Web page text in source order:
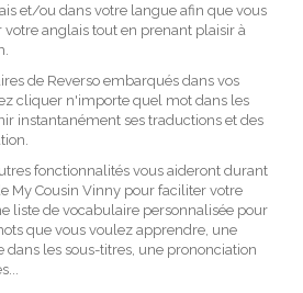
et/ou dans votre langue afin que vous
votre anglais tout en prenant plaisir à
de Reverso embarqués dans vos
cliquer n'importe quel mot dans les
instantanément ses traductions et des
fonctionnalités vous aideront durant
My Cousin Vinny pour faciliter votre
liste de vocabulaire personnalisée pour
que vous voulez apprendre, une
dans les sous-titres, une prononciation